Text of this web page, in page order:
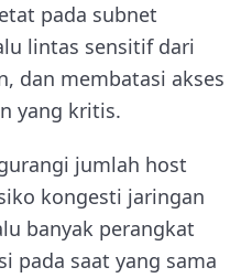
pada subnet
lintas sensitif dari
dan membatasi akses
yang kritis.
jumlah host
kongesti jaringan
banyak perangkat
pada saat yang sama